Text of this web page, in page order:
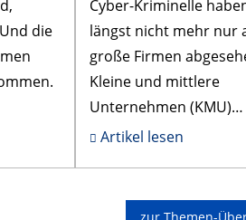
die
Cyber-Kriminelle
längst nicht mehr nur
große Firmen
Kleine und mittlere
Unternehmen (KMU)
geraten immer häufiger
Artikel lesen